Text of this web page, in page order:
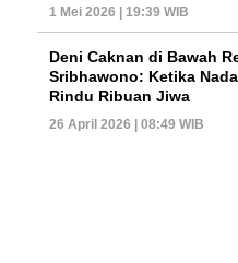
1 Mei 2026 | 19:39 WIB
Deni Caknan di Bawah
Sribhawono: Ketika
Rindu Ribuan Jiwa
26 April 2026 | 08:49 WIB